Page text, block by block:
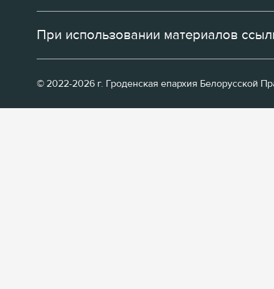
При использовании материалов
© 2022-2026 г. Гроденская епархия Белорусской